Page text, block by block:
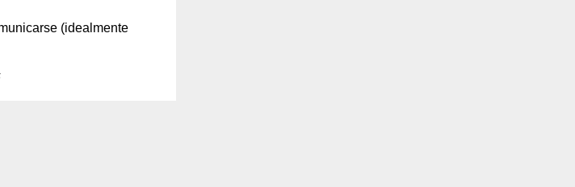
(idealmente